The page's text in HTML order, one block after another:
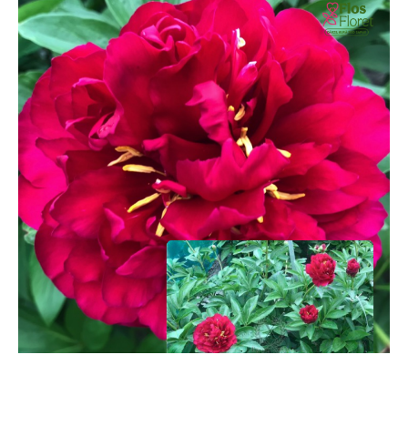
uz
galerijas
beigām